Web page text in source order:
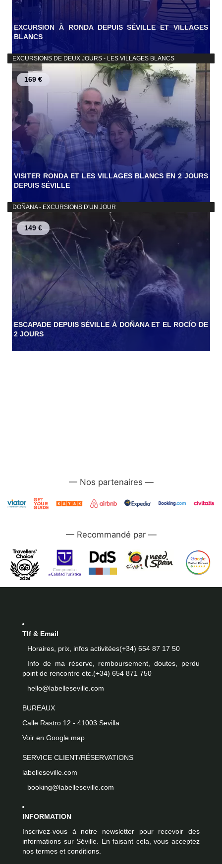
EXCURSION À RONDA DEPUIS SÉVILLE ET VILLAGES
BLANCS
EXCURSIONS DE DEUX JOURS - LES VILLAGES BLANCS
169 €
VISITER RONDA ET LES VILLAGES BLANCS EN 2 JOURS
DEPUIS SÉVILLE
DOÑANA - EXCURSIONS D'UN JOUR
149 €
ESCAPADE DEPUIS SÉVILLE À DOÑANA ET EL ROCÍO DE
2 JOURS
—
—
Tlf & Email
Horaires, prix, infos activitées(+34) 654 87 17 50
Info de ma réserve, remboursement, doutes, perdu
point de rencontre etc.(+34) 654 871 750
hello@labelleseville.com
BUREAUX
Calle Rastro 12 - 41003 Sevilla
Voir en Google map
SERVICE CLIENT/RÉSERVATIONS
labelleseville.com
booking@labelleseville.com
INFORMATION
Inscrivez-vous à notre newsletter pour recevoir des
informations sur Séville. En faisant cela, vous acceptez
nos termes et conditions.